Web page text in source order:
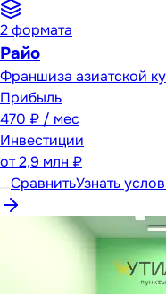
2формата
Райо
Франшиза азиатской
Прибыль
470 ₽ / мес
Инвестиции
от2,9 млн ₽
СравнитьУзнать